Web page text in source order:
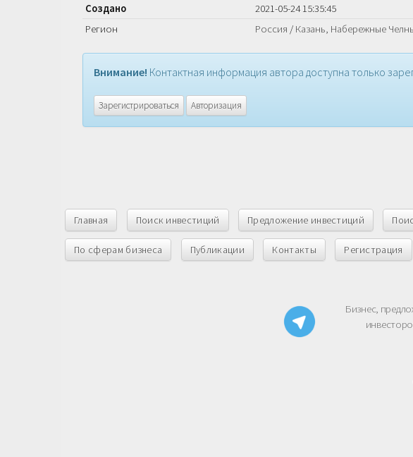
Создано
2021-05-24 15:35:45
Регион
Россия / Казань, Набережные
Внимание! Контактная информация автора доступна только
Зарегистрироваться Авторизация
Главная Поиск инвестиций Предложение инвестиций
По сферам бизнеса Публикации Контакты Регистрация
Бизнес,